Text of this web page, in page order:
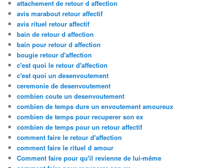
attachement de retour d affection
avis marabout retour affectif
avis rituel retour affectif
bain de retour d affection
bain pour retour d affection
bougie retour d'affection
c'est quoi le retour d'affection
c'est quoi un desenvoutement
ceremonie de desenvoutement
combien coute un desenvoutement
combien de temps dure un envoutement amoureux
combien de temps pour recuperer son ex
combien de temps pour un retour affectif
comment faire le retour d'affection
comment faire le rituel d amour
Comment faire pour qu'il revienne de lui-même